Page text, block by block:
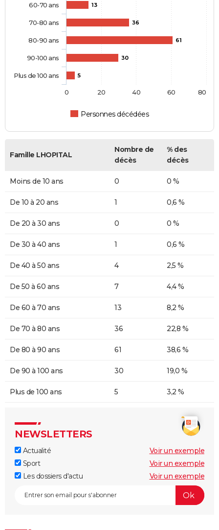
13
36
61
30
5
Personnes décédées
60-70 ans
70-80 ans
80-90 ans
90-100 ans
Plus de 100 ans
0 20 40 60 80
Famille LHOPITAL
Nombre de
décès
% des
décès
Moins de 10 ans 0 0 %
De 10 à 20 ans 1 0,6 %
De 20 à 30 ans 0 0 %
De 30 à 40 ans 1 0,6 %
De 40 à 50 ans 4 2,5 %
De 50 à 60 ans 7 4,4 %
De 60 à 70 ans 13 8,2 %
De 70 à 80 ans 36 22,8 %
De 80 à 90 ans 61 38,6 %
De 90 à 100 ans 30 19,0 %
Plus de 100 ans 5 3,2 %
NEWSLETTERS
Actualité
Voir un exemple
Sport
Voir un exemple
Les dossiers d'actu
Voir un exemple